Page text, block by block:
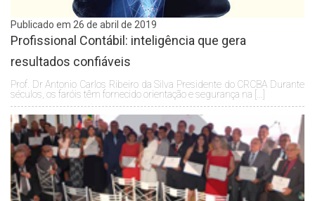
Publicado em 26 de abril de 2019
Profissional Contábil: inteligência que gera
resultados confiáveis
Prof. Dr Antonio Carlos Ribeiro da Silva Presidente do CRCBA Durante
séculos, os faróis têm fornecido orientação e segurança na […]